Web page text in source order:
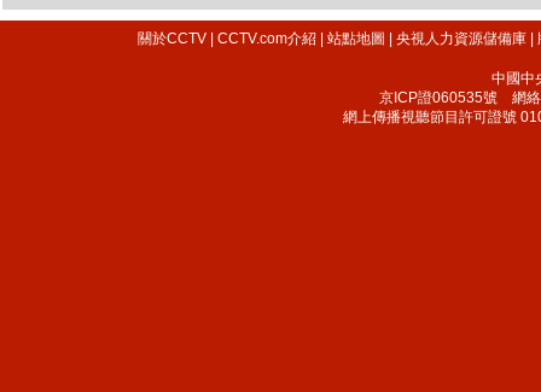
關於CCTV |CCTV.com介紹 |站點地圖 |央視人力資源儲備庫 |
中國中
京ICP證060535號 網絡
網上傳播視聽節目許可證號